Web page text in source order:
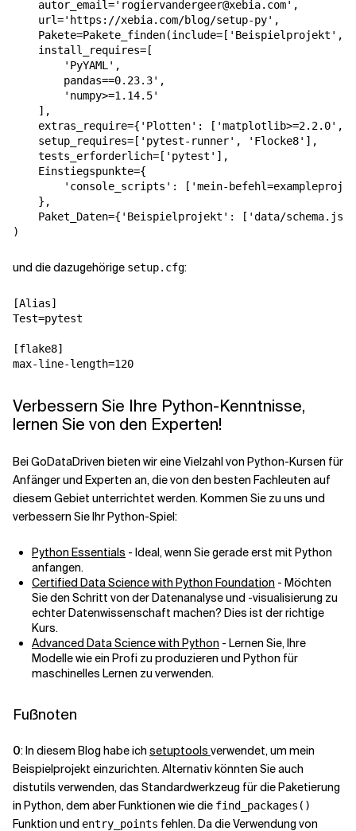
autor_email='rogiervandergeer@xebia.com' ,
url='https://xebia.com/blog/setup-py' ,
Pakete=Pakete_finden(include= [ 'Beispielprojekt' ,
install_requires= [
'PyYAML' ,
pandas==0.23.3' ,
'numpy>=1.14.5'
],
extras_require={ 'Plotten' : [ 'matplotlib>=2.2.0' ,
setup_requires= [ 'pytest-runner' , 'Flocke8' ],
tests_erforderlich= [ 'pytest' ],
Einstiegspunkte={
'console_scripts' : [ 'mein-
},
Paket_Daten={ 'Beispielprojekt' : [ 'data/
)
und die dazugehörige setup.cfg:
[Alias]
Test=pytest
[flake8]
max-line-length=120
Verbessern Sie Ihre Python-Kenntnisse,
lernen Sie von den Experten!
Bei GoDataDriven bieten wir eine Vielzahl von Python-Kursen für
Anfänger und Experten an, die von den besten Fachleuten auf
diesem Gebiet unterrichtet werden. Kommen Sie zu uns und
verbessern Sie Ihr Python-Spiel:
Python Essentials - Ideal, wenn Sie gerade erst mit Python
anfangen.
Certified Data Science with Python Foundation - Möchten
Sie den Schritt von der Datenanalyse und -visualisierung zu
echter Datenwissenschaft machen? Dies ist der richtige
Kurs.
Advanced Data Science with Python - Lernen Sie, Ihre
Modelle wie ein Profi zu produzieren und Python für
maschinelles Lernen zu verwenden.
Fußnoten
0: In diesem Blog habe ich setuptools verwendet, um mein
Beispielprojekt einzurichten. Alternativ könnten Sie auch
distutils verwenden, das Standardwerkzeug für die Paketierung
in Python, dem aber Funktionen wie die find_packages()
Funktion und entry_points fehlen. Da die Verwendung von